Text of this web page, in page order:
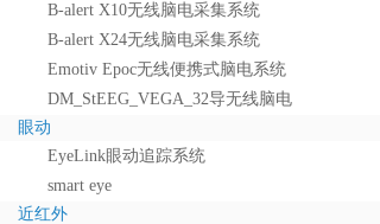
B-alert X10无线脑电采集系统
B-alert X24无线脑电采集系统
Emotiv Epoc无线便携式脑电系统
DM_StEEG_VEGA_32导无线脑电
眼动
EyeLink眼动追踪系统
smart eye
近红外